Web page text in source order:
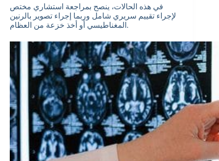
في هذه الحالات، ينصح بمراجعة استشاري مختص
لإجراء تقييم سريري شامل وربما إجراء تصوير بالرنين
المغناطيسي أو أخذ خزعة من العظام.